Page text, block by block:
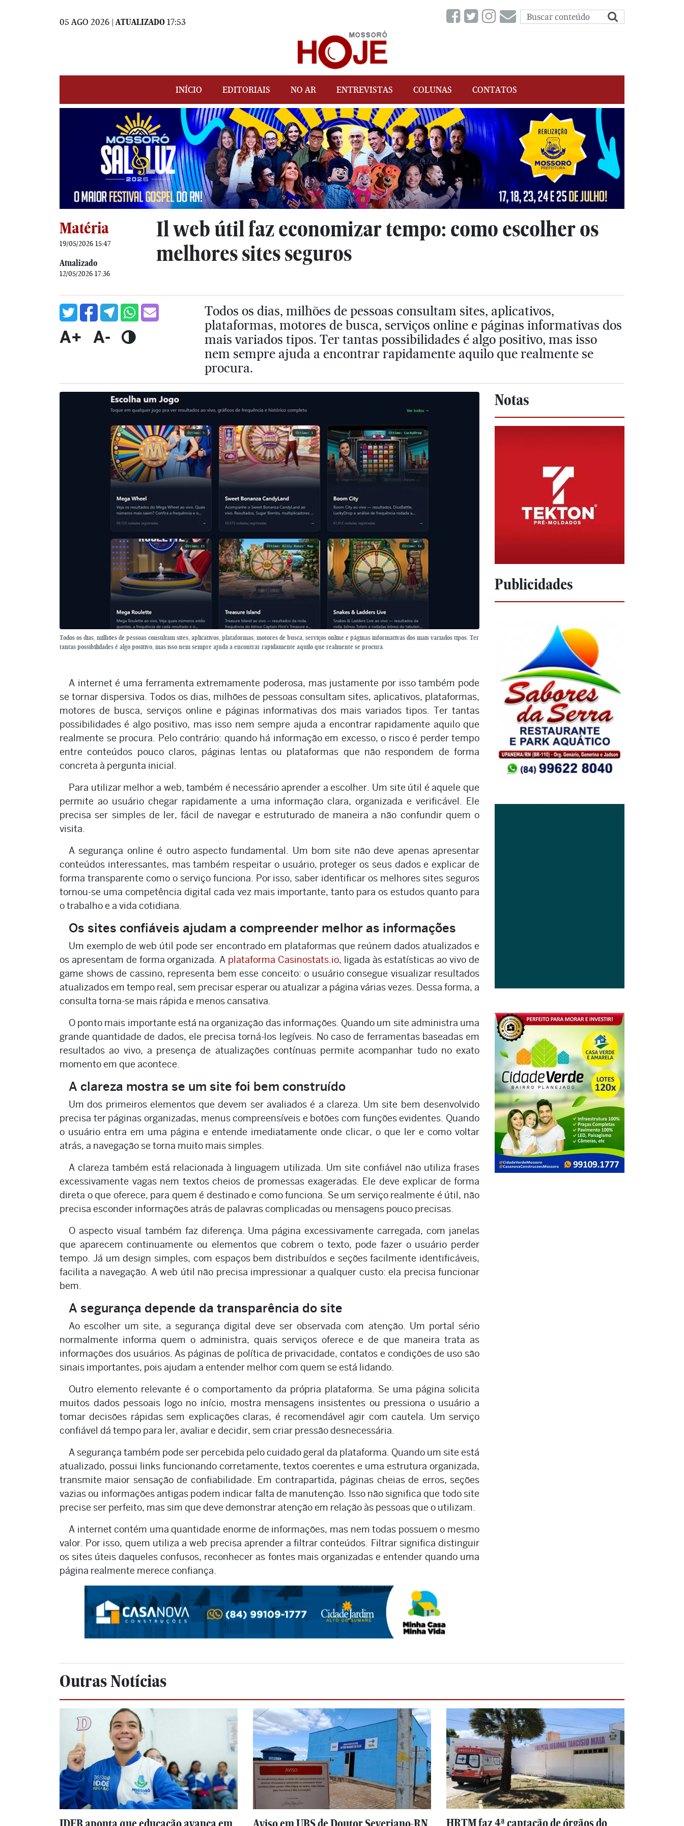
05 AGO 2026 | ATUALIZADO 17:53
INÍCIO EDITORIAIS NO AR ENTREVISTAS COLUNAS CONTATOS
Matéria
19/05/2026 15:47
Atualizado
12/05/2026 17:36
Il web útil faz economizar tempo: como escolher os
melhores sites seguros
A+ A-
Todos os dias, milhões de pessoas consultam sites, aplicativos,
plataformas, motores de busca, serviços online e páginas informativas dos
mais variados tipos. Ter tantas possibilidades é algo positivo, mas isso
nem sempre ajuda a encontrar rapidamente aquilo que realmente se
procura.
Todos os dias, milhões de pessoas consultam sites, aplicativos, plataformas, motores de busca, serviços online e páginas informativas dos mais variados tipos. Ter
tantas possibilidades é algo positivo, mas isso nem sempre ajuda a encontrar rapidamente aquilo que realmente se procura.
A internet é uma ferramenta extremamente poderosa, mas justamente por isso também pode
se tornar dispersiva. Todos os dias, milhões de pessoas consultam sites, aplicativos, plataformas,
motores de busca, serviços online e páginas informativas dos mais variados tipos. Ter tantas
possibilidades é algo positivo, mas isso nem sempre ajuda a encontrar rapidamente aquilo que
realmente se procura. Pelo contrário: quando há informação em excesso, o risco é perder tempo
entre conteúdos pouco claros, páginas lentas ou plataformas que não respondem de forma
concreta à pergunta inicial.
Para utilizar melhor a web, também é necessário aprender a escolher. Um site útil é aquele que
permite ao usuário chegar rapidamente a uma informação clara, organizada e verificável. Ele
precisa ser simples de ler, fácil de navegar e estruturado de maneira a não confundir quem o
visita.
A segurança online é outro aspecto fundamental. Um bom site não deve apenas apresentar
conteúdos interessantes, mas também respeitar o usuário, proteger os seus dados e explicar de
forma transparente como o serviço funciona. Por isso, saber identificar os melhores sites seguros
tornou-se uma competência digital cada vez mais importante, tanto para os estudos quanto para
o trabalho e a vida cotidiana.
Os sites confiáveis ajudam a compreender melhor as informações
Um exemplo de web útil pode ser encontrado em plataformas que reúnem dados atualizados e
os apresentam de forma organizada. A plataforma Casinostats.io, ligada às estatísticas ao vivo de
game shows de cassino, representa bem esse conceito: o usuário consegue visualizar resultados
atualizados em tempo real, sem precisar esperar ou atualizar a página várias vezes. Dessa forma, a
consulta torna-se mais rápida e menos cansativa.
O ponto mais importante está na organização das informações. Quando um site administra uma
grande quantidade de dados, ele precisa torná-los legíveis. No caso de ferramentas baseadas em
resultados ao vivo, a presença de atualizações contínuas permite acompanhar tudo no exato
momento em que acontece.
A clareza mostra se um site foi bem construído
Um dos primeiros elementos que devem ser avaliados é a clareza. Um site bem desenvolvido
precisa ter páginas organizadas, menus compreensíveis e botões com funções evidentes. Quando
o usuário entra em uma página e entende imediatamente onde clicar, o que ler e como voltar
atrás, a navegação se torna muito mais simples.
A clareza também está relacionada à linguagem utilizada. Um site confiável não utiliza frases
excessivamente vagas nem textos cheios de promessas exageradas. Ele deve explicar de forma
direta o que oferece, para quem é destinado e como funciona. Se um serviço realmente é útil, não
precisa esconder informações atrás de palavras complicadas ou mensagens pouco precisas.
O aspecto visual também faz diferença. Uma página excessivamente carregada, com janelas
que aparecem continuamente ou elementos que cobrem o texto, pode fazer o usuário perder
tempo. Já um design simples, com espaços bem distribuídos e seções facilmente identificáveis,
facilita a navegação. A web útil não precisa impressionar a qualquer custo: ela precisa funcionar
bem.
A segurança depende da transparência do site
Ao escolher um site, a segurança digital deve ser observada com atenção. Um portal sério
normalmente informa quem o administra, quais serviços oferece e de que maneira trata as
informações dos usuários. As páginas de política de privacidade, contatos e condições de uso são
sinais importantes, pois ajudam a entender melhor com quem se está lidando.
Outro elemento relevante é o comportamento da própria plataforma. Se uma página solicita
muitos dados pessoais logo no início, mostra mensagens insistentes ou pressiona o usuário a
tomar decisões rápidas sem explicações claras, é recomendável agir com cautela. Um serviço
confiável dá tempo para ler, avaliar e decidir, sem criar pressão desnecessária.
A segurança também pode ser percebida pelo cuidado geral da plataforma. Quando um site está
atualizado, possui links funcionando corretamente, textos coerentes e uma estrutura organizada,
transmite maior sensação de confiabilidade. Em contrapartida, páginas cheias de erros, seções
vazias ou informações antigas podem indicar falta de manutenção. Isso não significa que todo site
precise ser perfeito, mas sim que deve demonstrar atenção em relação às pessoas que o utilizam.
A internet contém uma quantidade enorme de informações, mas nem todas possuem o mesmo
valor. Por isso, quem utiliza a web precisa aprender a filtrar conteúdos. Filtrar significa distinguir
os sites úteis daqueles confusos, reconhecer as fontes mais organizadas e entender quando uma
página realmente merece confiança.
Notas
Publicidades
Outras Notícias
HRTM faz 4ª captação de órgãos do